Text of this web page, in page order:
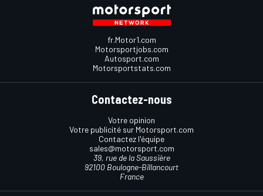
fr.Motor1.com
Motorsportjobs.com
Autosport.com
Motorsportstats.com
Contactez-nous
Votre opinion
Votre publicité sur Motorsport.com
Contactez l'équipe
sales@motorsport.com
39, rue de la Saussière
92100 Boulogne-Billancourt
France